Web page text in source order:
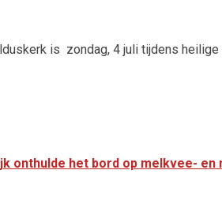
is zondag, 4 juli tijdens
onthulde het bord op melkvee-